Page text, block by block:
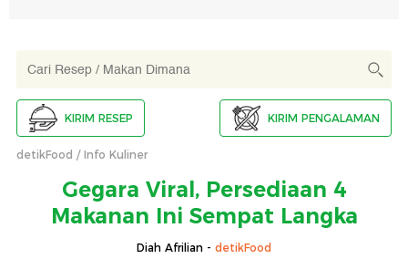
KIRIM RESEP KIRIM PENGALAMAN
detikFood Info Kuliner
Gegara Viral, Persediaan 4
Makanan Ini Sempat Langka
Diah Afrilian - detikFood